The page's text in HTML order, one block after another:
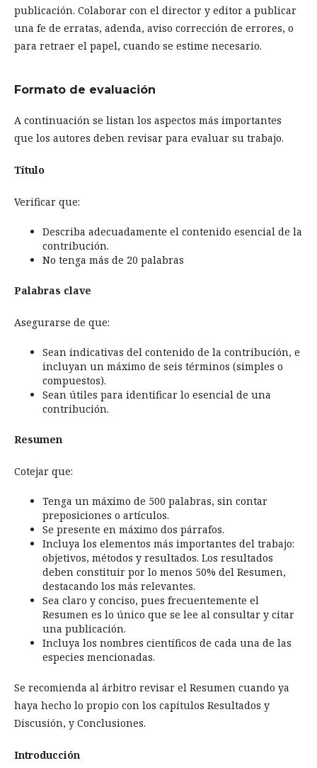
publicación. Colaborar con el director y editor a publicar
una fe de erratas, adenda, aviso corrección de errores, o
para retraer el papel, cuando se estime necesario.
Formato de evaluación
A continuación se listan los aspectos más importantes
que los autores deben revisar para evaluar su trabajo.
Título
Verificar que:
Describa adecuadamente el contenido esencial de la
contribución.
No tenga más de 20 palabras
Palabras clave
Asegurarse de que:
Sean indicativas del contenido de la contribución, e
incluyan un máximo de seis términos (simples o
compuestos).
Sean útiles para identificar lo esencial de una
contribución.
Resumen
Cotejar que:
Tenga un máximo de 500 palabras, sin contar
preposiciones o artículos.
Se presente en máximo dos párrafos.
Incluya los elementos más importantes del trabajo:
objetivos, métodos y resultados. Los resultados
deben constituir por lo menos 50% del Resumen,
destacando los más relevantes.
Sea claro y conciso, pues frecuentemente el
Resumen es lo único que se lee al consultar y citar
una publicación.
Incluya los nombres científicos de cada una de las
especies mencionadas.
Se recomienda al árbitro revisar el Resumen cuando ya
haya hecho lo propio con los capítulos Resultados y
Discusión, y Conclusiones.
Introducción